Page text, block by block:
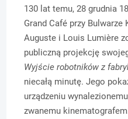
130 lat temu, 28 grudnia
Grand Café przy Bulwarze
Auguste i Louis Lumière
publiczną projekcję
Wyjście robotników z
niecałą minutę. Jego
urządzeniu
zwanemu